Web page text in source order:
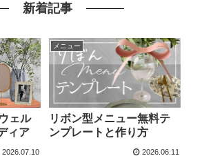
新着記事
ェル
ィア
2026.07.10
メニュー
リボン型メニュー無料テ
ンプレートと作り方
2026.06.11